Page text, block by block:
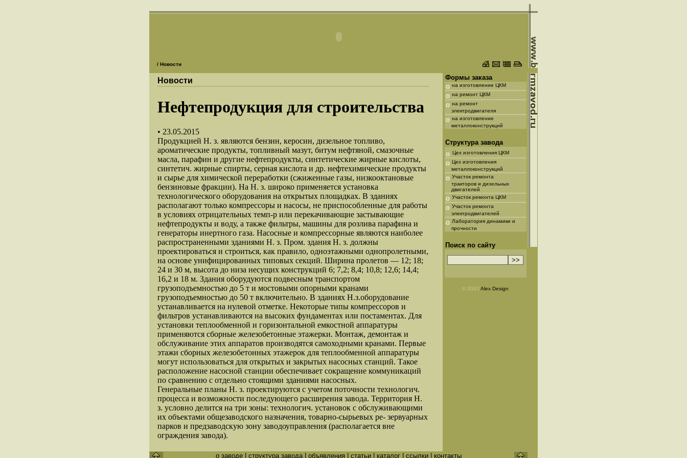
/ Новости
Новости
Нефтепродукция для строительства
• 23.05.2015
Продукцией Н. з. являются бензин, керосин, дизельное топливо,
ароматические продукты, топливный мазут, битум нефтяной, смазочные
масла, парафин и другие нефтепродукты, синтетические жирные кислоты,
синтетич. жирные спирты, серная кислота и др. нефтехимические продукты
и сырье для химической переработки (сжиженные газы, низкооктановые
бензиновые фракции). На Н. з. широко применяется установка
технологического оборудования на открытых площадках. В зданиях
располагают только компрессоры и насосы, не приспособленные для работы
в условиях отрицательных темп-p или перекачивающие застывающие
нефтепродукты и воду, а также фильтры, машины для розлива парафина и
генераторы инертного газа. Насосные и компрессорные являются наиболее
распространенными зданиями Н. з. Пром. здания Н. з. должны
проектироваться и строиться, как правило, одноэтажными однопролетными,
на основе унифицированных типовых секций. Ширина пролетов — 12; 18;
24 и 30 м, высота до низа несущих конструкций 6; 7,2; 8,4; 10,8; 12,6; 14,4;
16,2 и 18 м. Здания оборудуются подвесным транспортом
грузоподъемностью до 5 т и мостовыми опорными кранами
грузоподъемностью до 50 т включительно. В зданиях Н.з.оборудование
устанавливается на нулевой отметке. Некоторые типы компрессоров и
фильтров устанавливаются на высоких фундаментах или постаментах. Для
установки теплообменной и горизонтальной емкостной аппаратуры
применяются сборные железобетонные этажерки. Монтаж, демонтаж и
обслуживание этих аппаратов производятся самоходными кранами. Первые
этажи сборных железобетонных этажерок для теплообменной аппаратуры
могут использоваться для открытых и закрытых насосных станций. Такое
расположение насосной станции обеспечивает сокращение коммуникаций
по сравнению с отдельно стоящими зданиями насосных.
Генеральные планы Н. з. проектируются с учетом поточности технологич.
процесса и возможности последующего расширения завода. Территория Н.
з. условно делится на три зоны: технологич. установок с обслуживающими
их объектами общезаводского назначения, товарно-сырьевых ре- зервуарных
парков и предзаводскую зону заводоуправления (располагается вне
ограждения завода).
Формы заказа
на изготовление ЦКМ
на ремонт ЦКМ
на ремонт
электродвигателя
на изготовление
металлоконструкций
Структура завода
Цех изготовления ЦКМ
Цех изготовления
металлоконструкций
Участок ремонта
тракторов и дизельных
двигателей
Участок ремонта ЦКМ
Участок ремонта
электродвигателей
Лаборатория динамики и
прочности
Поиск по сайту
© 2003 Alex Design
о заводе структура завода объявления статьи каталог ссылки контакты